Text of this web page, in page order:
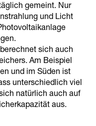
gemeint. Nur
und Licht
sich auch
Am Beispiel
und im Süden ist
unterschiedlich viel
natürlich auch auf
aus.